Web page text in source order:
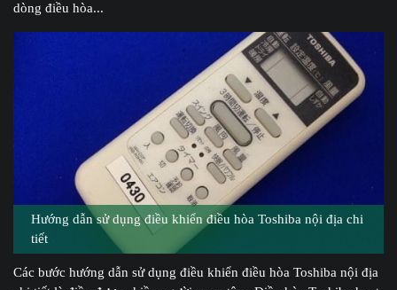
dòng điều hòa...
Hướng dẫn sử dụng điều khiển điều hòa Toshiba nội địa chi
tiết
Các bước hướng dẫn sử dụng điều khiển điều hòa Toshiba nội địa